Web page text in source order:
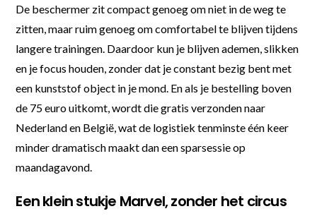
De beschermer zit compact genoeg om niet in de weg te
zitten, maar ruim genoeg om comfortabel te blijven tijdens
langere trainingen. Daardoor kun je blijven ademen, slikken
en je focus houden, zonder dat je constant bezig bent met
een kunststof object in je mond. En als je bestelling boven
de 75 euro uitkomt, wordt die gratis verzonden naar
Nederland en België, wat de logistiek tenminste één keer
minder dramatisch maakt dan een sparsessie op
maandagavond.
Een klein stukje Marvel, zonder het circus